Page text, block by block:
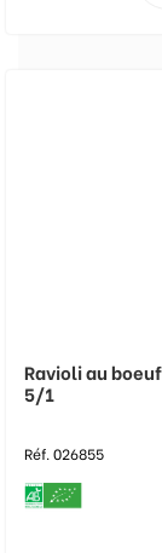
Ravioli au
5/1
Réf. 026855